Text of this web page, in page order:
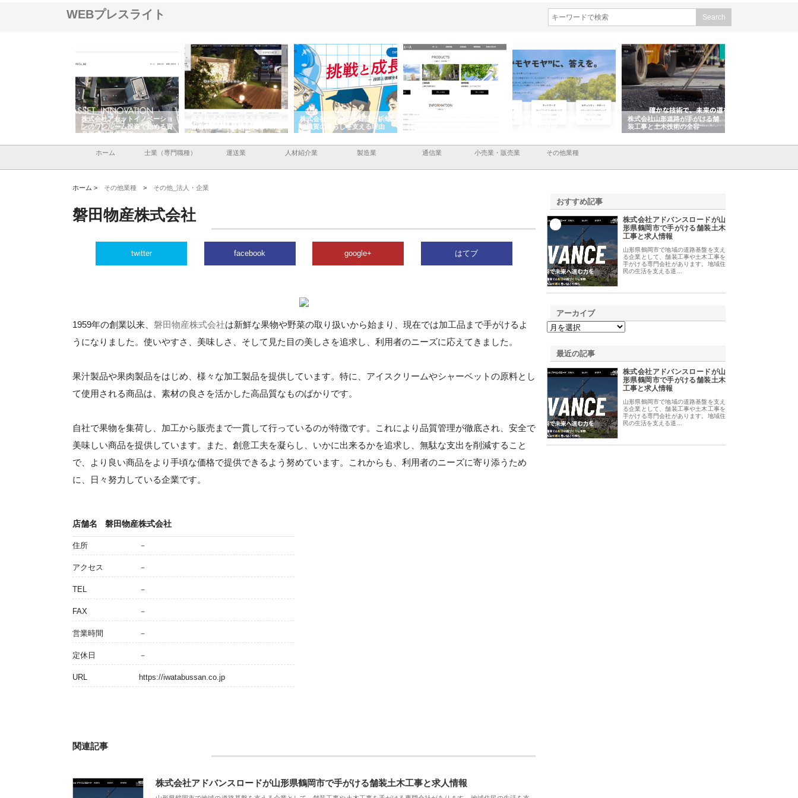
WEBプレスライト
株式会社アセットイノベーショ
ンのワンルーム投資で始める資
産形成と老後準備
と名古屋で叶える理想の外構空
間
株式会社ナツハラが建設と鋲螺
で滋賀の暮らしを支える理由
イトが提供する充実した情報内
株式会社ＣＳＡの事業内容と強
株式会社山形道路が手がける舗
装工事と土木技術の全容
ホーム 士業（専門職種） 運送業 人材紹介業 製造業 通信業 小売業・販売業 その他業種
ホーム > その他業種 > その他_法人・企業
磐田物産株式会社
twitter facebook google+ はてブ
1959年の創業以来、 磐田物産株式会社は新鮮な果物や野菜の取り扱いから始まり、現在では加工品まで手がけるよ
うになりました。使いやすさ、美味しさ、そして見た目の美しさを追求し、利用者のニーズに応えてきました。
果汁製品や果肉製品をはじめ、様々な加工製品を提供しています。特に、アイスクリームやシャーベットの原料とし
て使用される商品は、素材の良さを活かした高品質なものばかりです。
自社で果物を集荷し、加工から販売まで一貫して行っているのが特徴です。これにより品質管理が徹底され、安全で
美味しい商品を提供しています。また、創意工夫を凝らし、いかに出来るかを追求し、無駄な支出を削減すること
で、より良い商品をより手頃な価格で提供できるよう努めています。これからも、利用者のニーズに寄り添うため
に、日々努力している企業です。
店舗名 磐田物産株式会社
住所 －
アクセス －
TEL －
FAX －
営業時間 －
定休日 －
URL https://iwatabussan.co.jp
関連記事
株式会社アドバンスロードが山形県鶴岡市で手がける舗装土木工事と求人情報
おすすめ記事
株式会社アドバンスロードが山
形県鶴岡市で手がける舗装土木
工事と求人情報
山形県鶴岡市で地域の道路基盤を支え
る企業として、舗装工事や土木工事を
手がける専門会社があります。地域住
民の生活を支える道…
アーカイブ
最近の記事
株式会社アドバンスロードが山
形県鶴岡市で手がける舗装土木
工事と求人情報
山形県鶴岡市で地域の道路基盤を支え
る企業として、舗装工事や土木工事を
手がける専門会社があります。地域住
民の生活を支える道…